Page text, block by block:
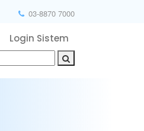
03-8870 7000
Login Sistem